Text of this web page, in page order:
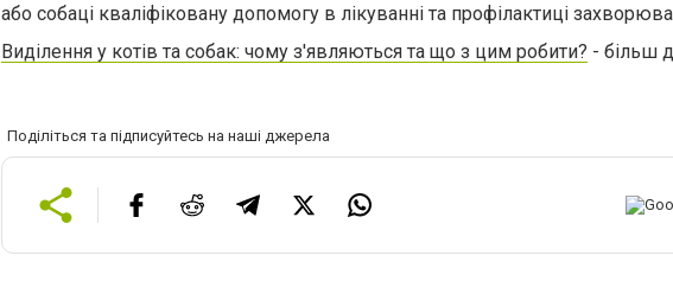
або собаці кваліфіковану допомогу в лікуванні та профілактиці
Виділення у котів та собак: чому з'являються та що з цим робити? - більш
Поділіться та підписуйтесь на наші джерела